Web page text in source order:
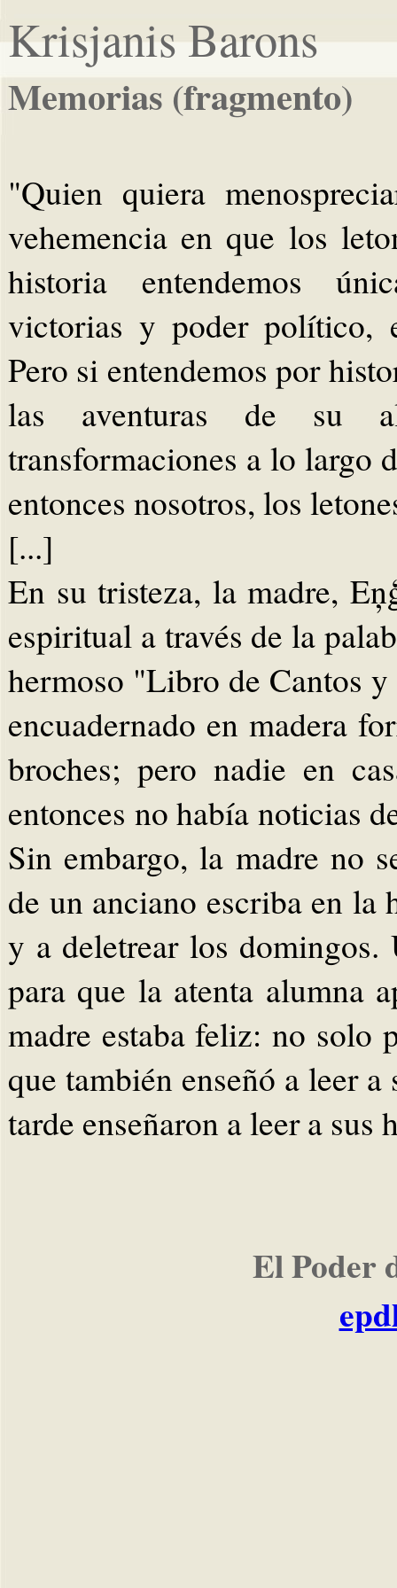
Krisjanis Barons
Memorias (fragmento)
"Quien quiera
vehemencia en que los
historia entendemos
victorias y poder político,
Pero si entendemos por
las aventuras de su
transformaciones a lo largo
entonces nosotros, los
[...]
En su tristeza, la madre,
espiritual a través de la
hermoso "Libro de Cantos
encuadernado en madera
broches; pero nadie en
entonces no había noticias
Sin embargo, la madre no
de un anciano escriba en la
y a deletrear los domingos.
para que la atenta alumna
madre estaba feliz: no solo
que también enseñó a leer
tarde enseñaron a leer a sus
El Poder